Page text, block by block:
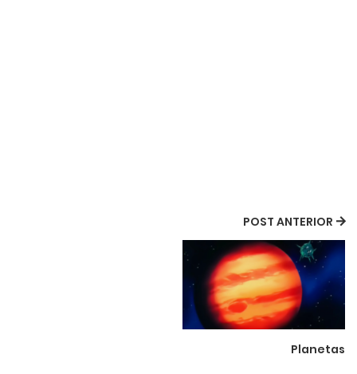
POST ANTERIOR
Planetas